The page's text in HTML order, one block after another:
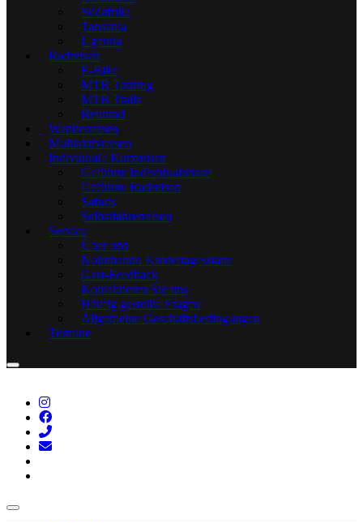
Südafrika
Tansania
Uganda
Radreisen
E-Bike
MTB Touring
MTB Trails
Rennrad
Wanderreisen
Multiaktivreisen
Individual / Kurzreisen
Geführte Individualreisen
Geführte Radreisen
Safaris
Selbstfahrerreisen
Service
Über uns
Noluthando Kindertagesstätte
Gast-Feedback
Kontaktieren Sie uns
Häufig gestellte Fragen
Allgemeine Geschäftsbedingungen
Termine